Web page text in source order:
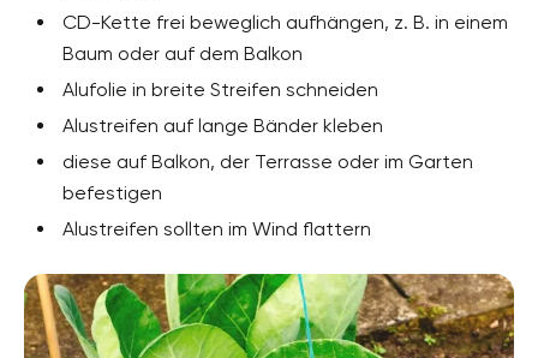
CD-Kette frei beweglich aufhängen, z. B. in einem
Baum oder auf dem Balkon
Alufolie in breite Streifen schneiden
Alustreifen auf lange Bänder kleben
diese auf Balkon, der Terrasse oder im Garten
befestigen
Alustreifen sollten im Wind flattern